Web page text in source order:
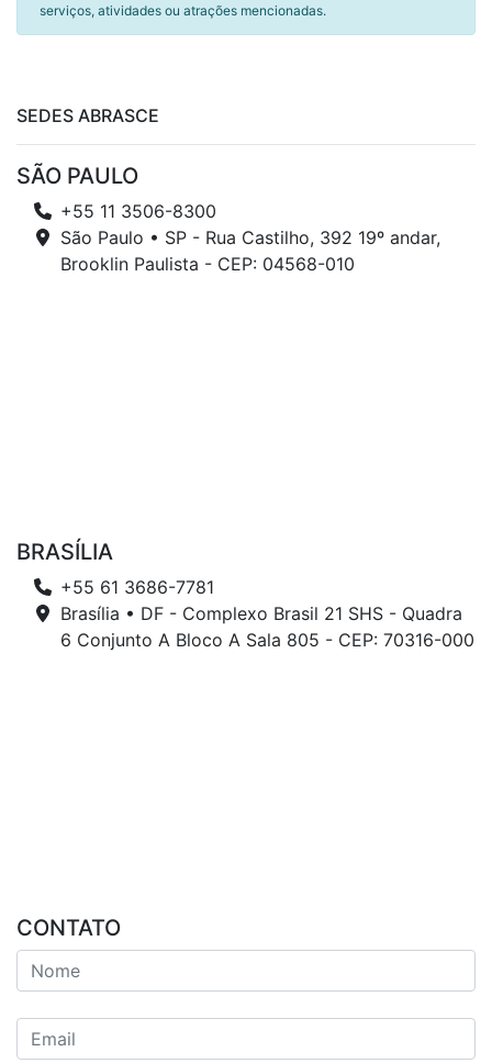
serviços, atividades ou atrações mencionadas.
SEDES ABRASCE
SÃO PAULO
+55 11 3506-8300
São Paulo • SP - Rua Castilho, 392 19º andar,
Brooklin Paulista - CEP: 04568-010
BRASÍLIA
+55 61 3686-7781
Brasília • DF - Complexo Brasil 21 SHS - Quadra
6 Conjunto A Bloco A Sala 805 - CEP: 70316-000
CONTATO